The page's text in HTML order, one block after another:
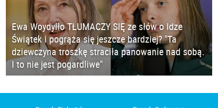
Ewa Woydyłło TŁUMACZY SIĘ ze słów o Idze
Świątek i pogrąża się jeszcze bardziej? "Ta
dziewczyna troszkę straciła panowanie nad sobą.
I to nie jest pogardliwe"